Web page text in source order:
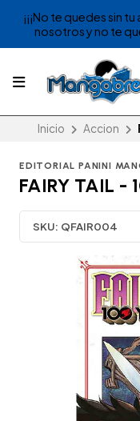
¡¡¡No te quedes sin
nosotros y no te
Inicio Accion
EDITORIAL PANINI
FAIRY TAIL -
SKU: QFAIR004